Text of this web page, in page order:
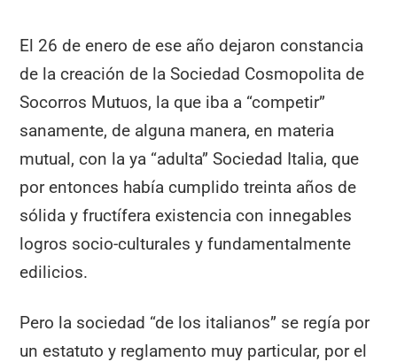
El 26 de enero de ese año dejaron constancia
de la creación de la Sociedad Cosmopolita de
Socorros Mutuos, la que iba a “competir”
sanamente, de alguna manera, en materia
mutual, con la ya “adulta” Sociedad Italia, que
por entonces había cumplido treinta años de
sólida y fructífera existencia con innegables
logros socio-culturales y fundamentalmente
edilicios.
Pero la sociedad “de los italianos” se regía por
un estatuto y reglamento muy particular, por el